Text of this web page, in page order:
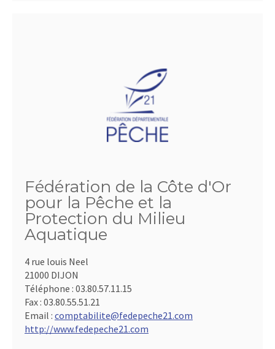
Fédération de la Côte d'Or
pour la Pêche et la
Protection du Milieu
Aquatique
4 rue louis Neel
21000 DIJON
Téléphone : 03.80.57.11.15
Fax : 03.80.55.51.21
Email : comptabilite@fedepeche21.com
http://www.fedepeche21.com